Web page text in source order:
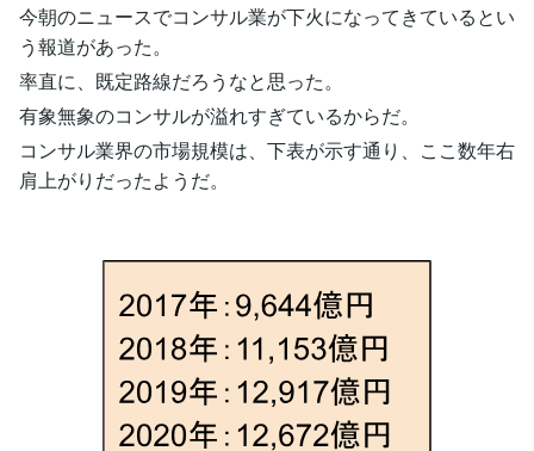
今朝のニュースでコンサル業が下火になってきているとい
う報道があった。
率直に、既定路線だろうなと思った。
有象無象のコンサルが溢れすぎているからだ。
コンサル業界の市場規模は、下表が示す通り、ここ数年右
肩上がりだったようだ。